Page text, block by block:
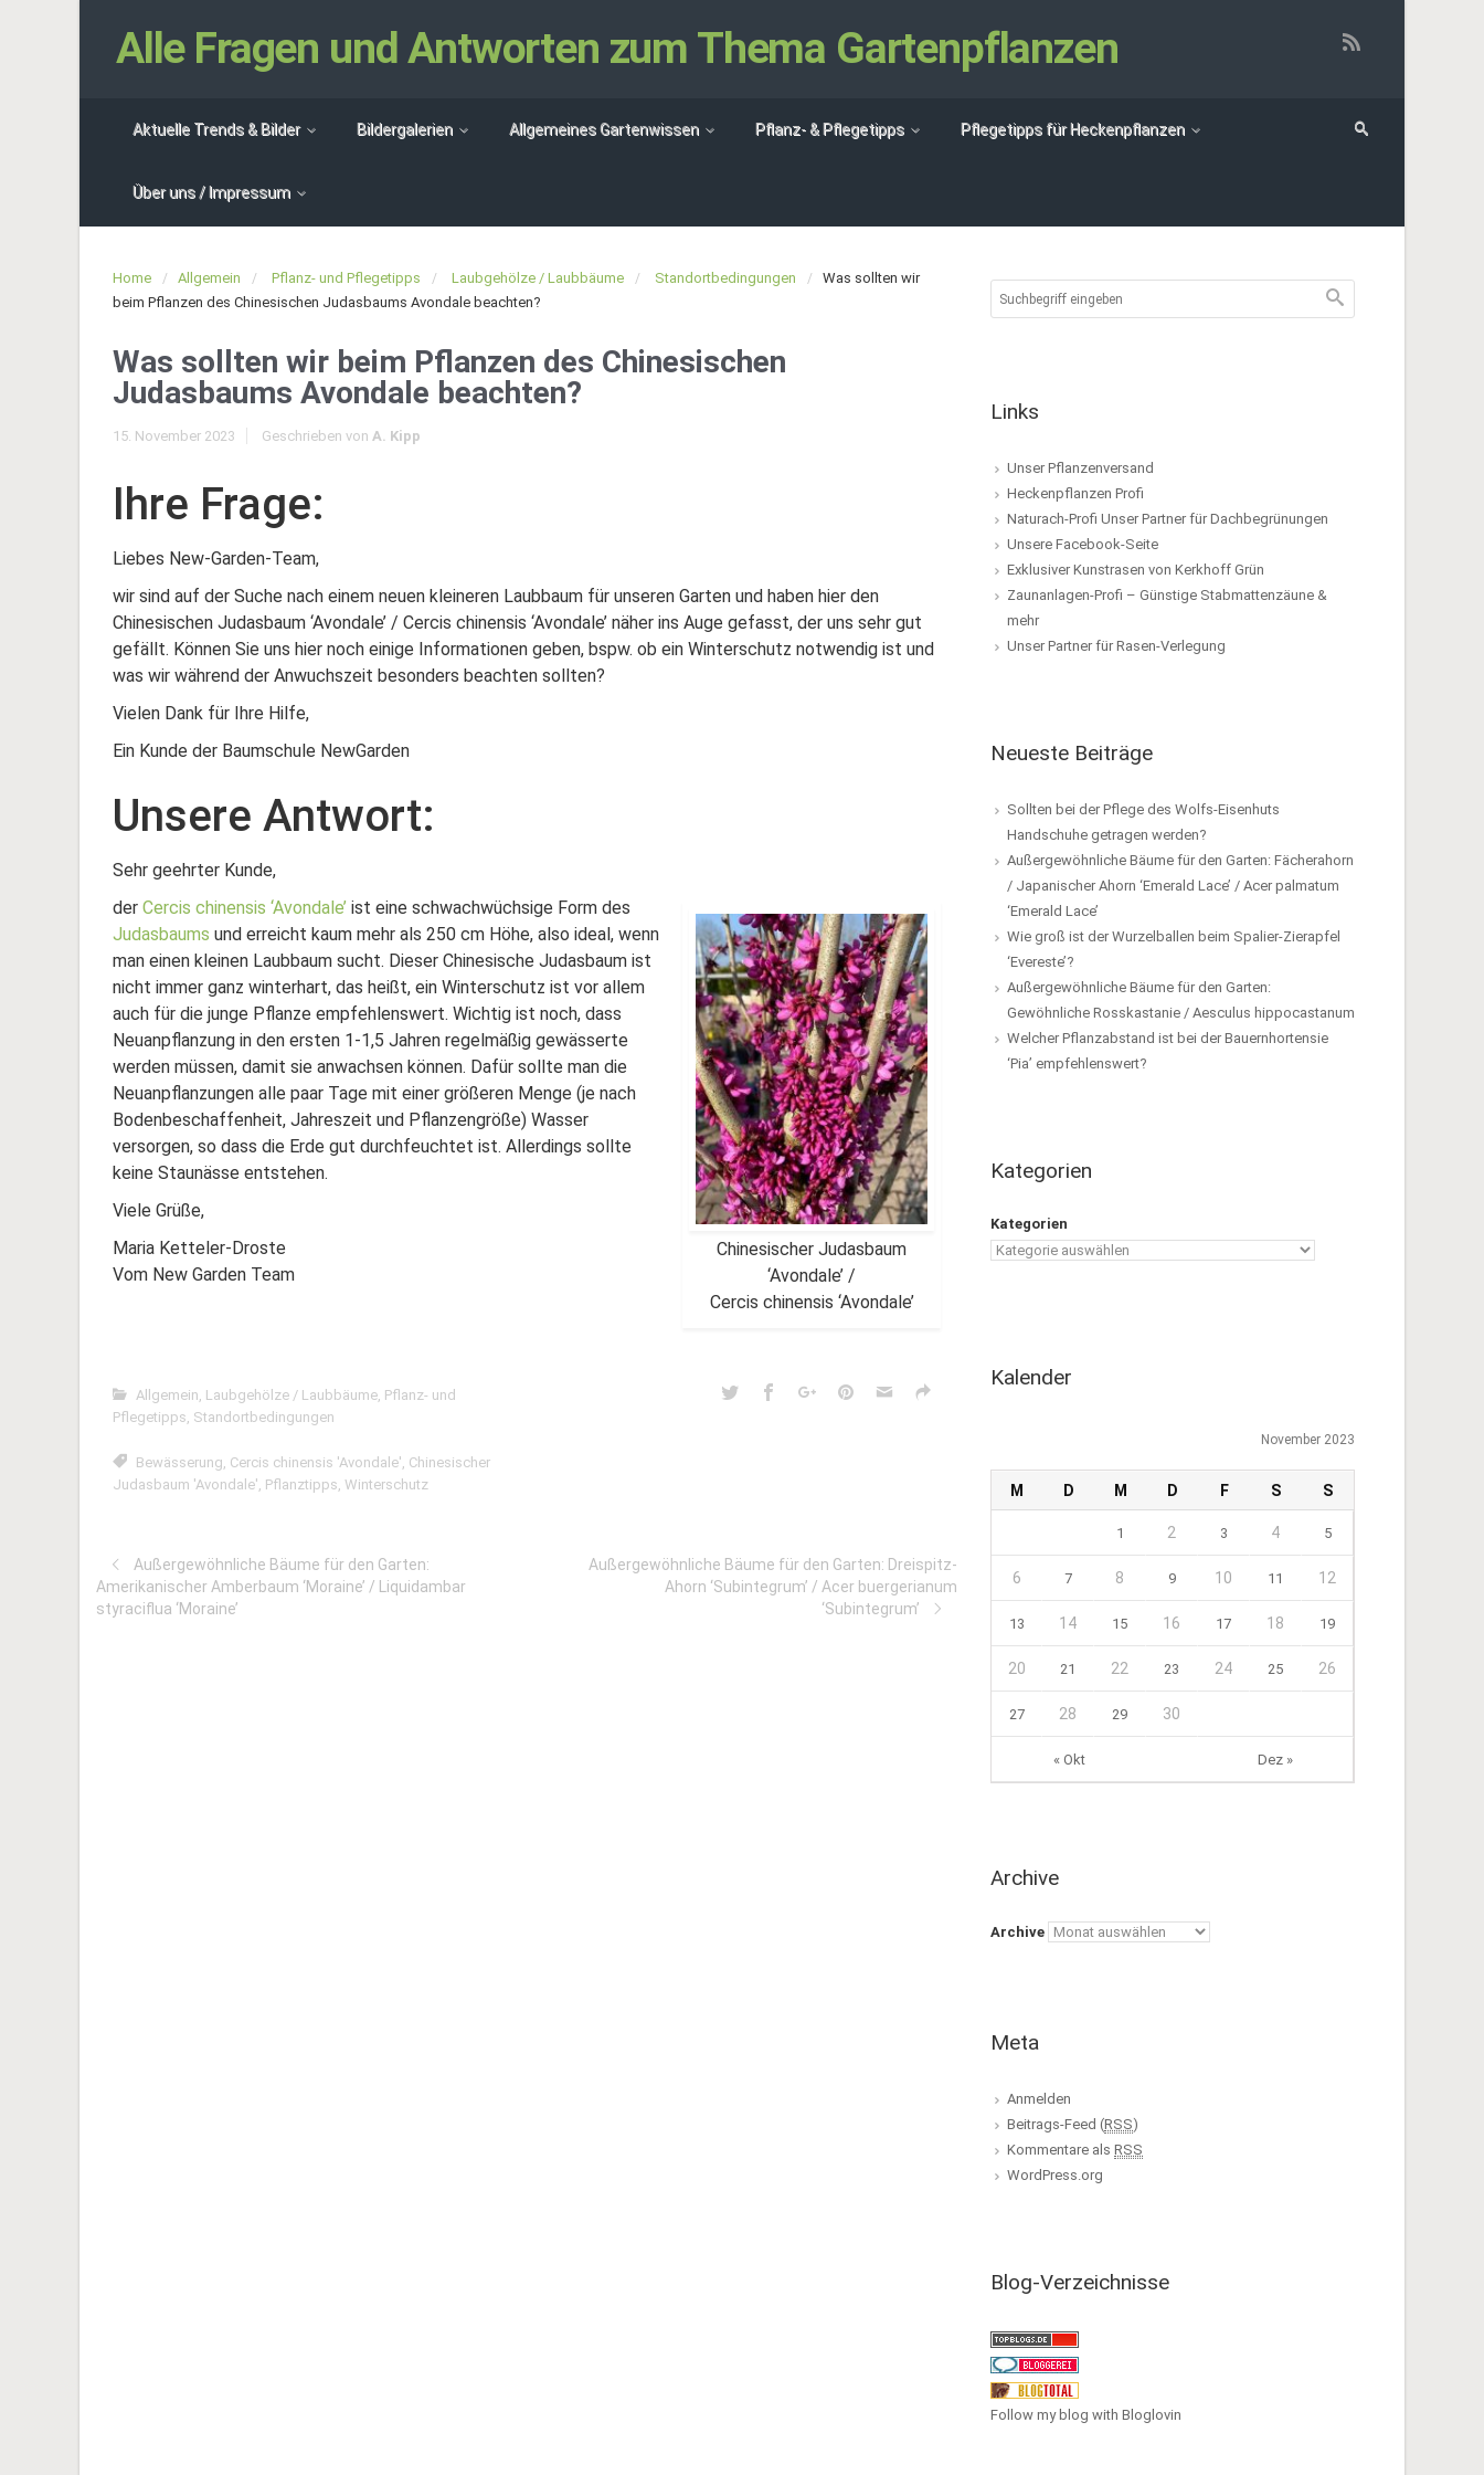
Alle Fragen und Antworten zum Thema Gartenpflanzen
Aktuelle Trends & Bilder Bildergalerien Allgemeines Gartenwissen Pflanz- & Pflegetipps Pflegetipps für Heckenpflanzen
Über uns / Impressum
Home Allgemein Pflanz- und Pflegetipps Laubgehölze / Laubbäume Standortbedingungen
Was sollten wir
beim Pflanzen des Chinesischen Judasbaums Avondale beachten?
Was sollten wir beim Pflanzen des Chinesischen
Judasbaums Avondale beachten?
15. November 2023 Geschrieben von A. Kipp
Ihre Frage:
Liebes New-Garden-Team,
wir sind auf der Suche nach einem neuen kleineren Laubbaum für unseren Garten und haben hier den
Chinesischen Judasbaum ‘Avondale’ / Cercis chinensis ‘Avondale’ näher ins Auge gefasst, der uns sehr gut
gefällt. Können Sie uns hier noch einige Informationen geben, bspw. ob ein Winterschutz notwendig ist und
was wir während der Anwuchszeit besonders beachten sollten?
Vielen Dank für Ihre Hilfe,
Ein Kunde der Baumschule NewGarden
Unsere Antwort:
Sehr geehrter Kunde,
Chinesischer Judasbaum
‘Avondale’ /
Cercis chinensis ‘Avondale’
der Cercis chinensis ‘Avondale’ ist eine schwachwüchsige Form des
Judasbaums und erreicht kaum mehr als 250 cm Höhe, also ideal, wenn
man einen kleinen Laubbaum sucht. Dieser Chinesische Judasbaum ist
nicht immer ganz winterhart, das heißt, ein Winterschutz ist vor allem
auch für die junge Pflanze empfehlenswert. Wichtig ist noch, dass
Neuanpflanzung in den ersten 1-1,5 Jahren regelmäßig gewässerte
werden müssen, damit sie anwachsen können. Dafür sollte man die
Neuanpflanzungen alle paar Tage mit einer größeren Menge (je nach
Bodenbeschaffenheit, Jahreszeit und Pflanzengröße) Wasser
versorgen, so dass die Erde gut durchfeuchtet ist. Allerdings sollte
keine Staunässe entstehen.
Viele Grüße,
Maria Ketteler-Droste
Vom New Garden Team
Allgemein, Laubgehölze / Laubbäume, Pflanz- und
Pflegetipps, Standortbedingungen
Bewässerung, Cercis chinensis 'Avondale', Chinesischer
Judasbaum 'Avondale', Pflanztipps, Winterschutz
Außergewöhnliche Bäume für den Garten:
Amerikanischer Amberbaum ‘Moraine’ / Liquidambar
styraciflua ‘Moraine’
Außergewöhnliche Bäume für den Garten: Dreispitz-
Ahorn ‘Subintegrum’ / Acer buergerianum
‘Subintegrum’
Links
Unser Pflanzenversand
Heckenpflanzen Profi
Naturach-Profi Unser Partner für Dachbegrünungen
Unsere Facebook-Seite
Exklusiver Kunstrasen von Kerkhoff Grün
Zaunanlagen-Profi – Günstige Stabmattenzäune &
mehr
Unser Partner für Rasen-Verlegung
Neueste Beiträge
Sollten bei der Pflege des Wolfs-Eisenhuts
Handschuhe getragen werden?
Außergewöhnliche Bäume für den Garten: Fächerahorn
/ Japanischer Ahorn ‘Emerald Lace’ / Acer palmatum
‘Emerald Lace’
Wie groß ist der Wurzelballen beim Spalier-Zierapfel
‘Evereste’?
Außergewöhnliche Bäume für den Garten:
Gewöhnliche Rosskastanie / Aesculus hippocastanum
Welcher Pflanzabstand ist bei der Bauernhortensie
‘Pia’ empfehlenswert?
Kategorien
Kategorien
Kalender
November 2023
M D M D F S S
« Okt Dez »
1 2 3 4 5
6 7 8 9 10 11 12
13 14 15 16 17 18 19
20 21 22 23 24 25 26
27 28 29 30
Archive
Archive
Meta
Anmelden
Beitrags-Feed (RSS)
Kommentare als RSS
WordPress.org
Blog-Verzeichnisse
Follow my blog with Bloglovin